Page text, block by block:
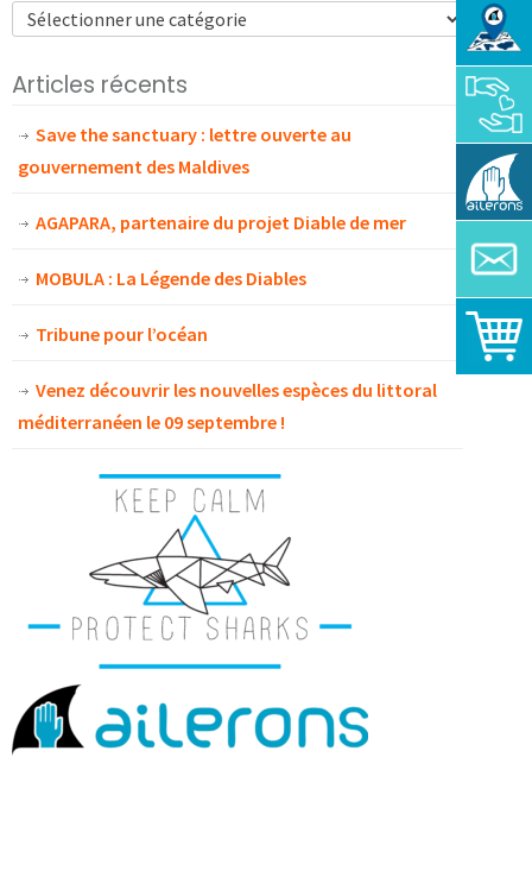
Articles récents
Save the sanctuary : lettre ouverte au
gouvernement des Maldives
AGAPARA, partenaire du projet Diable de mer
MOBULA : La Légende des Diables
Tribune pour l’océan
Venez découvrir les nouvelles espèces du littoral
méditerranéen le 09 septembre !